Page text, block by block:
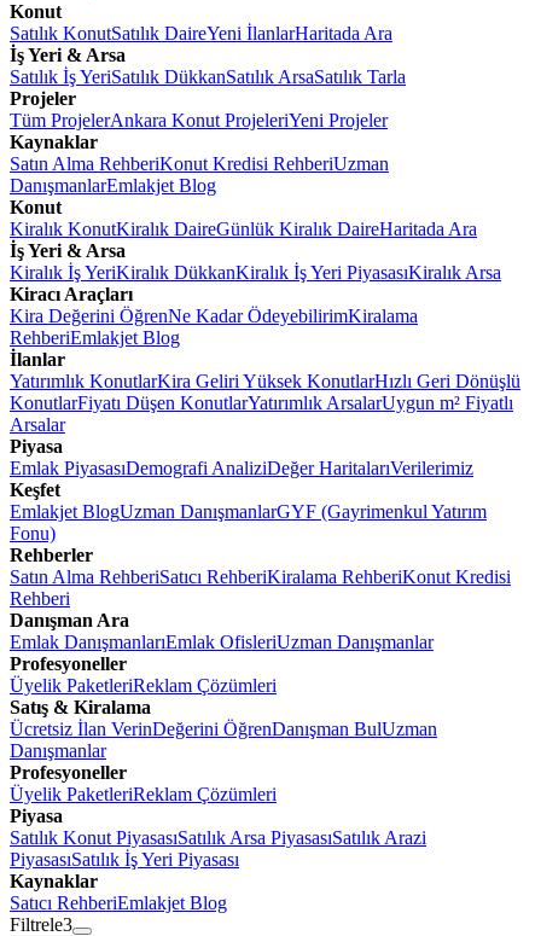
Konut
Satılık KonutSatılık DaireYeni İlanlarHaritada Ara
İş Yeri & Arsa
Satılık İş YeriSatılık DükkanSatılık ArsaSatılık Tarla
Projeler
Tüm ProjelerAnkara Konut ProjeleriYeni Projeler
Kaynaklar
Satın Alma RehberiKonut Kredisi RehberiUzman
DanışmanlarEmlakjet Blog
Konut
Kiralık KonutKiralık DaireGünlük Kiralık DaireHaritada Ara
İş Yeri & Arsa
Kiralık İş YeriKiralık DükkanKiralık İş Yeri PiyasasıKiralık Arsa
Kiracı Araçları
Kira Değerini ÖğrenNe Kadar ÖdeyebilirimKiralama
RehberiEmlakjet Blog
İlanlar
Yatırımlık KonutlarKira Geliri Yüksek KonutlarHızlı Geri Dönüşlü
KonutlarFiyatı Düşen KonutlarYatırımlık ArsalarUygun m² Fiyatlı
Arsalar
Piyasa
Emlak PiyasasıDemografi AnaliziDeğer HaritalarıVerilerimiz
Keşfet
Emlakjet BlogUzman DanışmanlarGYF (Gayrimenkul Yatırım
Fonu)
Rehberler
Satın Alma RehberiSatıcı RehberiKiralama RehberiKonut Kredisi
Rehberi
Danışman Ara
Emlak DanışmanlarıEmlak OfisleriUzman Danışmanlar
Profesyoneller
Üyelik PaketleriReklam Çözümleri
Satış & Kiralama
Ücretsiz İlan VerinDeğerini ÖğrenDanışman BulUzman
Danışmanlar
Profesyoneller
Üyelik PaketleriReklam Çözümleri
Piyasa
Satılık Konut PiyasasıSatılık Arsa PiyasasıSatılık Arazi
PiyasasıSatılık İş Yeri Piyasası
Kaynaklar
Satıcı RehberiEmlakjet Blog
Filtrele3